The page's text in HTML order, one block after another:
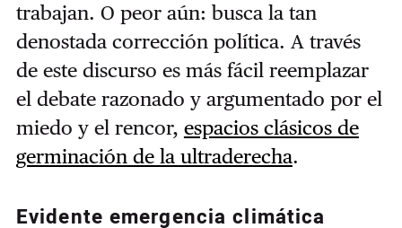
trabajan. O peor aún: busca la tan
denostada corrección política. A través
de este discurso es más fácil reemplazar
el debate razonado y argumentado por el
miedo y el rencor, espacios clásicos de
germinación de la ultraderecha.
Evidente emergencia climática